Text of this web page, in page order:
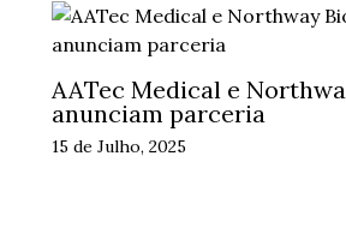
AATec Medical e
anunciam parceria
15 de Julho, 2025